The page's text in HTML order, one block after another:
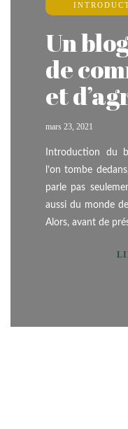
Un
de
et
mars 23, 2021
Introduction du
l’on tombe
parle pas
aussi du monde
Alors, avant de